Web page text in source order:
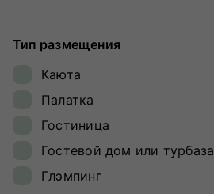
Тип размещения
Каюта
Палатка
Гостиница
Гостевой дом или турбаза
Глэмпинг